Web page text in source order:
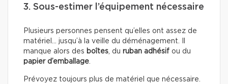
3. Sous-estimer l’équipement nécessaire
Plusieurs personnes pensent qu’elles ont assez de
matériel… jusqu’à la veille du déménagement. Il
manque alors des boîtes, du ruban adhésif ou du
papier d’emballage.
Prévoyez toujours plus de matériel que nécessaire.